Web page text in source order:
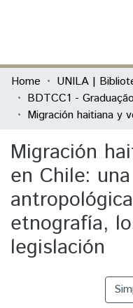
Communities &
All of DSpace
Home
BDTCC1 - Graduação
Migración
en Chile:
etnografía,
legislación